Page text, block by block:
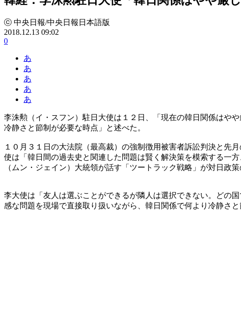
ⓒ 中央日報/中央日報日本語版
2018.12.13 09:02
0
あ
あ
あ
あ
あ
李洙勲（イ・スフン）駐日大使は１２日、「現在の韓日関係はや
冷静さと節制が必要な時点」と述べた。
１０月３１日の大法院（最高裁）の強制徴用被害者訴訟判決と先
使は「韓日間の過去史と関連した問題は賢く解決策を模索する一
（ムン・ジェイン）大統領が話す「ツートラック戦略」が対日政策
李大使は「友人は選ぶことができるが隣人は選択できない。どの
感な問題を現場で直接取り扱いながら、韓日関係で何より冷静さ